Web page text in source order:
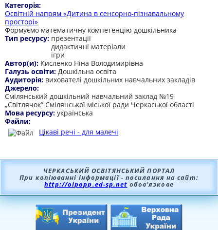
Категорія:
Освітній напрям «Дитина в сенсорно-пізнавальному
просторі»
Формуємо математичну компетенцію дошкільника
Тип ресурсу: презентації
дидактичні матеріали
ігри
Автор(и): Кисленко Ніна Володимирівна
Галузь освіти: Дошкільна освіта
Аудиторія: вихователі дошкільних навчальних закладів
Джерело:
Смілянський дошкільний навчальний заклад №19
„Світлячок” Смілянської міської ради Черкаської області
Мова ресурсу: українська
Файли:
Цікаві речі - для малечі
ЧЕРКАСЬКИЙ ОСВІТЯНСЬКИЙ ПОРТАЛ
При копіюванні інформації - посилання на сайт:
http://oipopp.ed-sp.net обов’язкове